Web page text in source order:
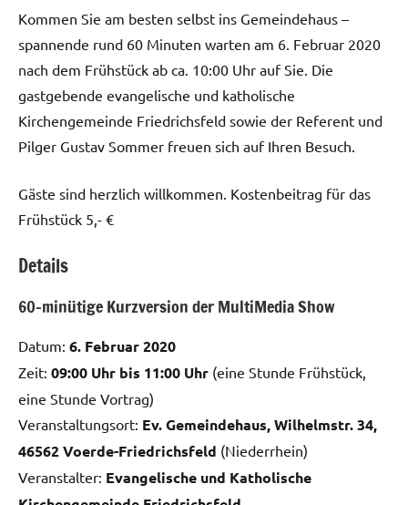
Kommen Sie am besten selbst ins Gemeindehaus –
spannende rund 60 Minuten warten am 6. Februar 2020
nach dem Frühstück ab ca. 10:00 Uhr auf Sie. Die
gastgebende evangelische und katholische
Kirchengemeinde Friedrichsfeld sowie der Referent und
Pilger Gustav Sommer freuen sich auf Ihren Besuch.
Gäste sind herzlich willkommen. Kostenbeitrag für das
Frühstück 5,- €
Details
60-minütige Kurzversion der MultiMedia Show
Datum: 6. Februar 2020
Zeit: 09:00 Uhr bis 11:00 Uhr (eine Stunde Frühstück,
eine Stunde Vortrag)
Veranstaltungsort: Ev. Gemeindehaus, Wilhelmstr. 34,
46562 Voerde-Friedrichsfeld (Niederrhein)
Veranstalter: Evangelische und Katholische